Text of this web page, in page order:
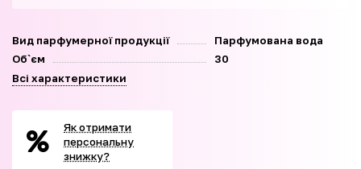
Вид парфумерної продукції
Парфумована вода
Об`єм
30
Всі характеристики
Як отримати
персональну
знижку?